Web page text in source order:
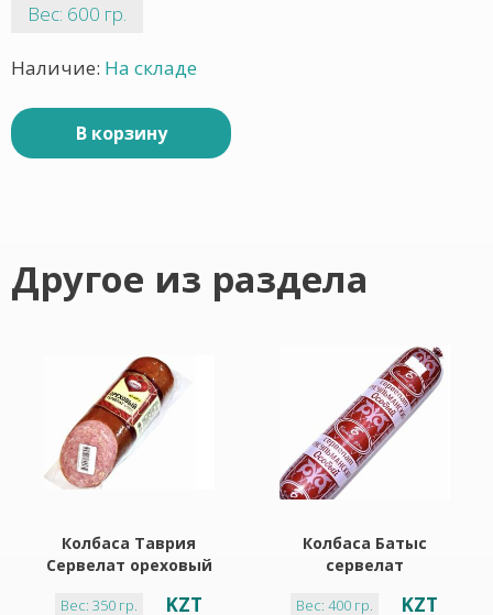
Вес: 600 гр.
Наличие: На складе
В корзину
Другое из раздела
Колбаса Таврия
Сервелат ореховый
Халял )
Вес: 350 гр. KZT
Колбаса Батыс
сервелат
г ( мясо птицы )
Вес: 400 гр. KZT